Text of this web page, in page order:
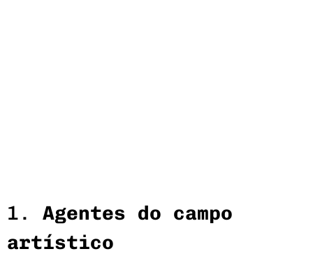
1. Agentes do campo
artístico